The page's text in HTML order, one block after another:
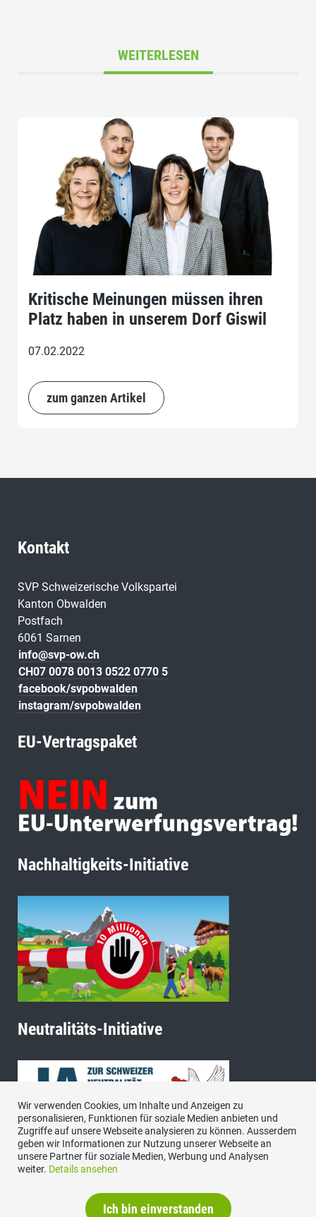
WEITERLESEN
Kritische Meinungen müssen ihren
Platz haben in unserem Dorf Giswil
07.02.2022
zum ganzen Artikel
Kontakt
SVP Schweizerische Volkspartei
Kanton Obwalden
Postfach
6061 Sarnen
info@svp-ow.ch
CH07 0078 0013 0522 0770 5
facebook/svpobwalden
instagram/svpobwalden
EU-Vertragspaket
Nachhaltigkeits-Initiative
Neutralitäts-Initiative
Datenschutzerklärung|Kontakt
Wir verwenden Cookies, um Inhalte und Anzeigen zu
personalisieren, Funktionen für soziale Medien anbieten und
Zugriffe auf unsere Webseite analysieren zu können. Ausserdem
geben wir Informationen zur Nutzung unserer Webseite an
unsere Partner für soziale Medien, Werbung und Analysen
weiter. Details ansehen
Ich bin einverstanden